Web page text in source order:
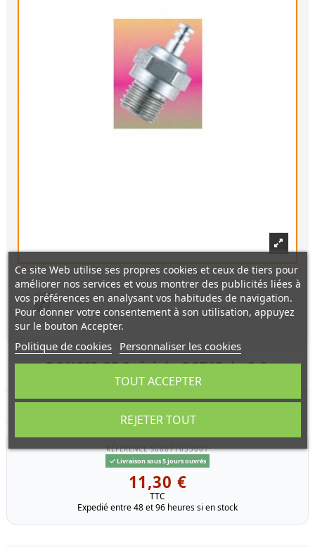
BOUGIE G5 Spéciale GGT15 de O.S.
BOUGIE G5 Spéciale GGT15 de O.S.
RÉFÉRENCE S08671655001
Livraison sous 5 jours ouvrés
11,30 €
TTC
Expedié entre 48 et 96 heures si en stock
Ce site Web utilise ses propres cookies et ceux de tiers pour
améliorer nos services et vous montrer des publicités liées à
vos préférences en analysant vos habitudes de navigation.
Pour donner votre consentement à son utilisation, appuyez
sur le bouton Accepter.
Politique de cookies Personnaliser les cookies
REJETER TOUT
TOUT ACCEPTER